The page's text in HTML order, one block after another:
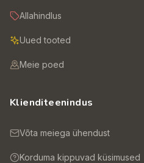
Allahindlus
Uued tooted
Meie poed
Klienditeenindus
Võta meiega ühendust
Korduma kippuvad küsimused